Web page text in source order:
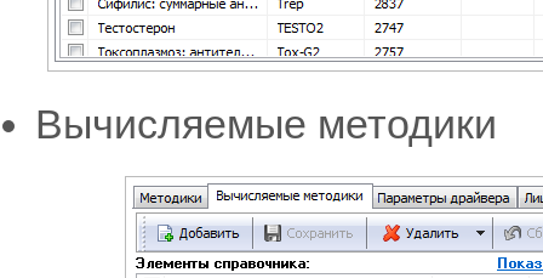
Вычисляемые методики